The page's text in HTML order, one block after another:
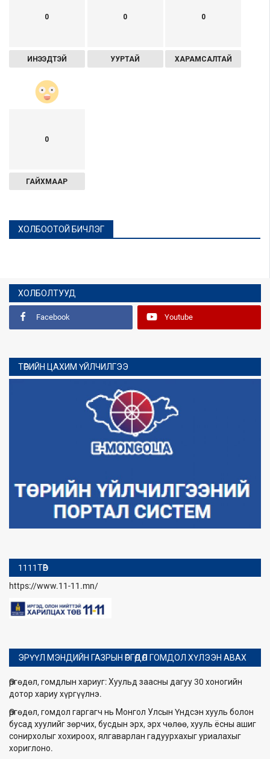
0
ИНЭЭДТЭЙ
0
УУРТАЙ
0
ХАРАМСАЛТАЙ
0
ГАЙХМААР
ХОЛБООТОЙ БИЧЛЭГ
ХОЛБОЛТУУД
Facebook Youtube
ТӨРИЙН ЦАХИМ ҮЙЛЧИЛГЭЭ
1111ТӨВ
https://www.11-11.mn/
ЭРҮҮЛ МЭНДИЙН ГАЗРЫН ӨРГӨДӨЛ ГОМДОЛ ХҮЛЭЭН АВАХ
Өргөдөл, гомдлын хариуг: Хуульд заасны дагуу 30 хоногийн
дотор хариу хүргүүлнэ.
Өргөдөл, гомдол гаргагч нь Монгол Улсын Үндсэн хууль болон
бусад хуулийг зөрчих, бусдын эрх, эрх чөлөө, хууль ёсны ашиг
сонирхолыг хохироох, ялгаварлан гадуурхахыг уриалахыг
хориглоно.